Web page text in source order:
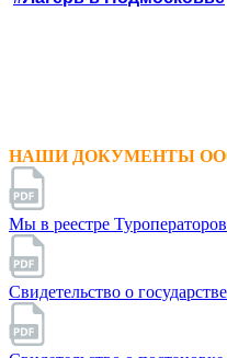
НАШИ ДОКУМЕНТЫ
Мы в реестре Туроператоров
Свидетельство о